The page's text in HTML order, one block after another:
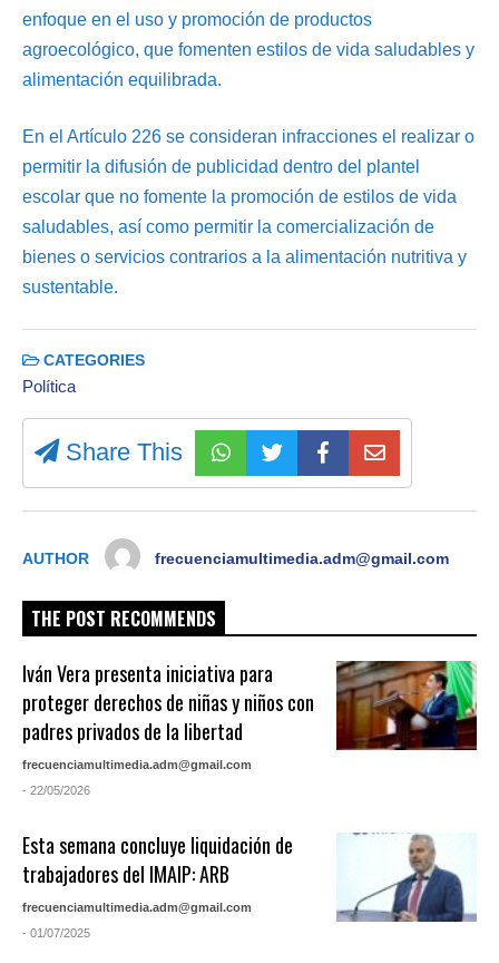
enfoque en el uso y promoción de productos
agroecológico, que fomenten estilos de vida saludables y
alimentación equilibrada.
En el Artículo 226 se consideran infracciones el realizar o
permitir la difusión de publicidad dentro del plantel
escolar que no fomente la promoción de estilos de vida
saludables, así como permitir la comercialización de
bienes o servicios contrarios a la alimentación nutritiva y
sustentable.
CATEGORIES
Política
Share This
AUTHOR frecuenciamultimedia.adm@gmail.com
THE POST RECOMMENDS
Iván Vera presenta iniciativa para
proteger derechos de niñas y niños con
padres privados de la libertad
frecuenciamultimedia.adm@gmail.com
- 22/05/2026
Esta semana concluye liquidación de
trabajadores del IMAIP: ARB
frecuenciamultimedia.adm@gmail.com
- 01/07/2025